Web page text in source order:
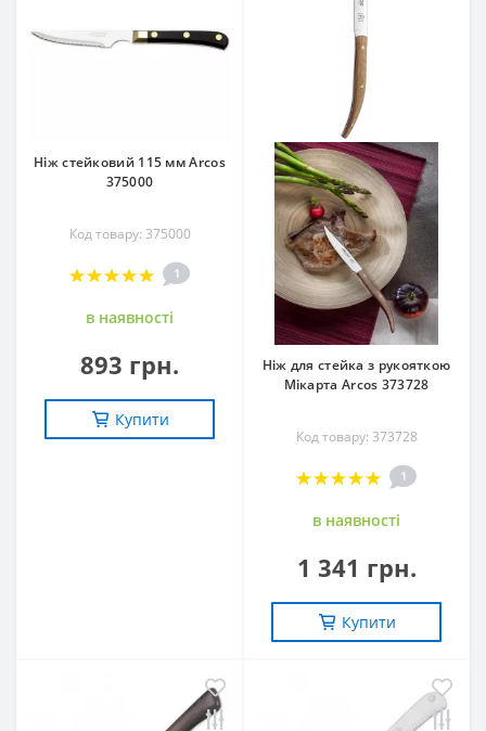
Ніж стейковий 115 мм Arcos
375000
Код товару: 375000
1
в наявностi
893 грн.
Купити
Ніж для стейка з рукояткою
Мікарта Arcos 373728
Код товару: 373728
1
в наявностi
1 341 грн.
Купити